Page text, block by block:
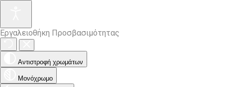
Εργαλειοθήκη Προσβασιμότητας
Αντιστροφή χρωμάτων
Μονόχρωμο